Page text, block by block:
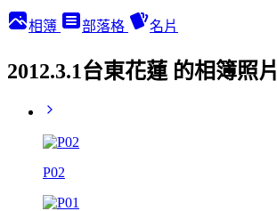
相簿 部落格 名片
2012.3.1台東花蓮 的相簿照片
P02